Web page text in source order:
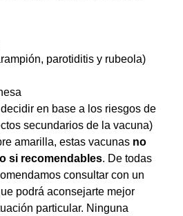
parotiditis y rubeola)
en base a los riesgos de
secundarios de la vacuna)
amarilla, estas vacunas no
si recomendables. De todas
consultar con un
podrá aconsejarte mejor
particular. Ninguna